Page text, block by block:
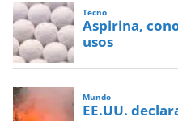
Tecno
Aspirina,
usos
Mundo
EE.UU.